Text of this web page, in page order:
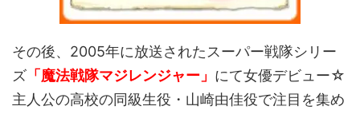
その後、2005年に放送されたスーパー戦隊シリー
ズ 「魔法戦隊マジレンジャー」 にて女優デビュー☆
主人公の高校の同級生役・山崎由佳役で注目を集め